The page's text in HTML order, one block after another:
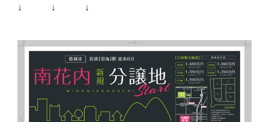
↓ ↓ ↓